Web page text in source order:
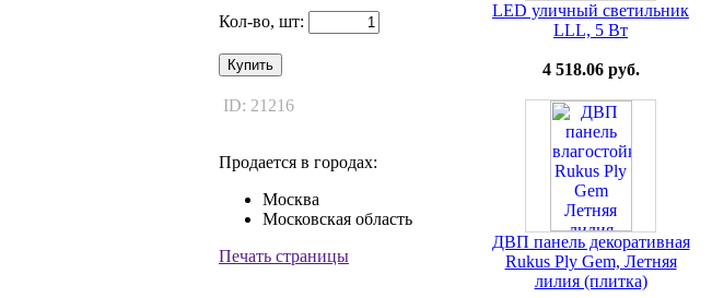
Кол-во, шт:
Купить
ID: 21216
Продается в городах:
Москва
Московская область
Печать страницы
LED уличный светильник
LLL, 5 Вт
4 518.06 руб.
ДВП панель декоративная
Rukus Ply Gem, Летняя
лилия (плитка)